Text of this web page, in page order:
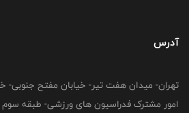
آدرس
امور مشترک فدراسیون های ورزشی- طبقه سوم صندوق